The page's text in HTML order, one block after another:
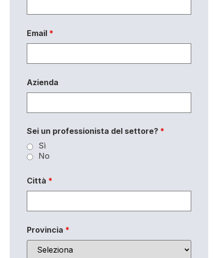
Email *
Azienda
Sei un professionista del settore? *
Sì
No
Città *
Provincia *